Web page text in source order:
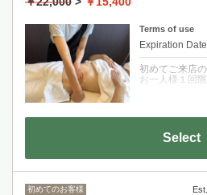
Terms of use
Expiration Date
初めてご来店
お一人様１回限
独自の手法オ
ジ！肩こり、
サージ後、発
ップ
全身リンパマ
Select
初めてのお客様